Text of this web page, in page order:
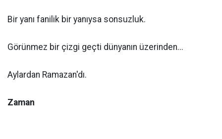
Bir yanı fanilik bir yanıysa sonsuzluk.
Görünmez bir çizgi geçti dünyanın üzerinden...
Aylardan Ramazan'dı.
Zaman